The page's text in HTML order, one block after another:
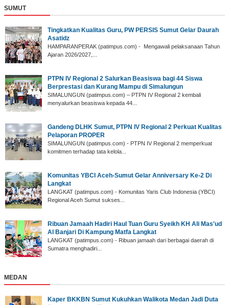
SUMUT
‎Tingkatkan Kualitas Guru, PW PERSIS Sumut Gelar Daurah
Asatidz
‎HAMPARANPERAK (patimpus.com) - Mengawali pelaksanaan Tahun
Ajaran 2026/2027,...
PTPN IV Regional 2 Salurkan Beasiswa bagi 44 Siswa
Berprestasi dan Kurang Mampu di Simalungun
SIMALUNGUN (patimpus.com) – PTPN IV Regional 2 kembali
menyalurkan beasiswa kepada 44...
Gandeng DLHK Sumut, PTPN IV Regional 2 Perkuat Kualitas
Pelaporan PROPER
SIMALUNGUN (patimpus.com) - PTPN IV Regional 2 memperkuat
komitmen terhadap tata kelola...
‎Komunitas YBCI Aceh-Sumut Gelar Anniversary Ke-2 Di
Langkat
LANGKAT (patimpus.com) - Komunitas Yaris Club Indonesia (YBCI)
Regional Aceh Sumut sukses...
‎Ribuan Jamaah Hadiri Haul Tuan Guru Syeikh KH Ali Mas'ud
Al Banjari Di Kampung Matfa Langkat
‎LANGKAT (patimpus.com) - Ribuan jamaah dari berbagai daerah di
Sumatra menghadiri...
MEDAN
Kaper BKKBN Sumut Kukuhkan Walikota Medan Jadi Duta